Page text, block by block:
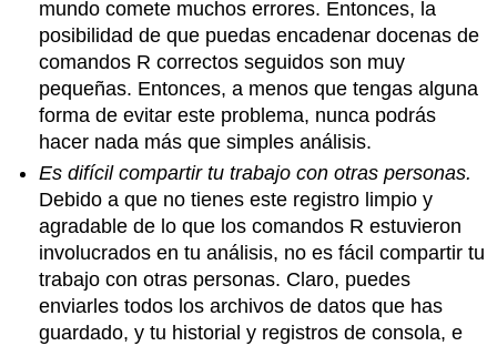
mundo comete muchos errores. Entonces, la
posibilidad de que puedas encadenar docenas de
comandos R correctos seguidos son muy
pequeñas. Entonces, a menos que tengas alguna
forma de evitar este problema, nunca podrás
hacer nada más que simples análisis.
Es difícil compartir tu trabajo con otras personas.
Debido a que no tienes este registro limpio y
agradable de lo que los comandos R estuvieron
involucrados en tu análisis, no es fácil compartir tu
trabajo con otras personas. Claro, puedes
enviarles todos los archivos de datos que has
guardado, y tu historial y registros de consola, e